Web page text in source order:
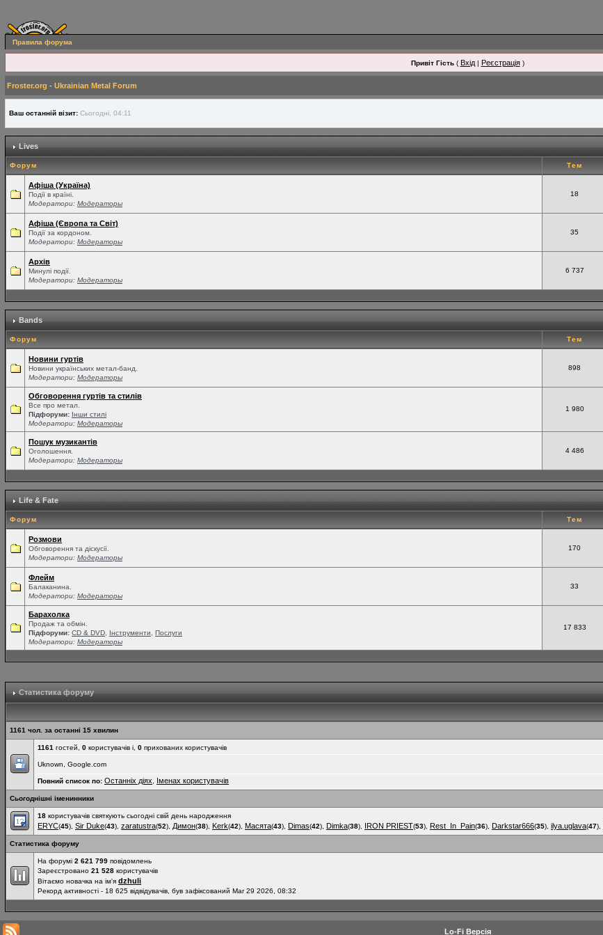
Правила форума
Привіт Гість( Вхід| Реєстрація)
Froster.org - Ukrainian Metal Forum
Ваш останній візит: Сьогодні, 04:11
Lives
Форум Тем
Афіша (Україна)
Події в країні.
Модератори: Модераторы
18
Афіша (Європа та Світ)
Події за кордоном.
Модератори: Модераторы
35
Архів
Минулі події.
Модератори: Модераторы
6 737
Bands
Форум Тем
Новини гуртів
Новини українських метал-банд.
Модератори: Модераторы
898
Обговорення гуртів та стилів
Все про метал.
Підфоруми: Інши стилі
Модератори: Модераторы
1 980
Пошук музикантів
Оголошення.
Модератори: Модераторы
4 486
Life & Fate
Форум Тем
Розмови
Обговорення та діскусії.
Модератори: Модераторы
170
Флейм
Балаканина.
Модератори: Модераторы
33
Барахолка
Продаж та обмін.
Підфоруми: СD & DVD Інструменти
Послуги
Модератори: Модераторы
17 833
Статистика форуму
1161 чол. за останні 15 хвилин
1161 гостей, 0 користувачів і, 0 прихованих користувачів
Uknown, Google.com
Повний список по: Останніх діях Іменах користувачів
Сьогоднішні іменинники
18 користувачів святкують сьогодні свій день народження
ERYC(45), Sir Duke(43), zaratustra(52), Димон(38), Kerk(42), Масята(43), Dimas(42), Dimka(38), IRON PRIEST(53), Rest_In_Pain(36), Darkstar666(35), ilya.uglava(47),
Статистика форуму
На форумі 2 621 799 повідомлень
Зареєстровано 21 528 користувачів
Вітаємо новачка на ім'я dzhuli
Рекорд активності - 18 625 відвідувачів, був зафіксований Mar 29 2026, 08:32
Lo-Fi Версія